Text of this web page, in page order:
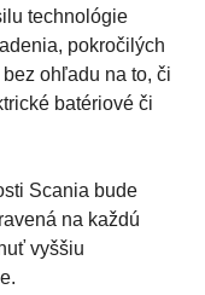
technológie
pokročilých
ohľadu na to, či
batériové či
Scania bude
na každú
vyššiu